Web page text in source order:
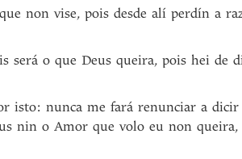
non vise, pois desde alí perdín a
será o que Deus queira, pois hei de
isto: nunca me fará renunciar a dicir
nin o Amor que volo eu non queira,